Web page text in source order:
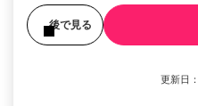
後で見る
更新日